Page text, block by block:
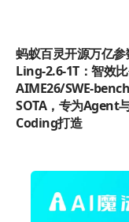
蚂蚁百灵开源万亿
Ling-2.6-1T：智效比
AIME26/SWE-
SOTA，专为Agent
Coding打造